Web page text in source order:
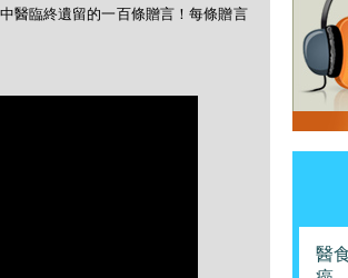
醫臨終遺留的一百條贈言！每條贈言
醫